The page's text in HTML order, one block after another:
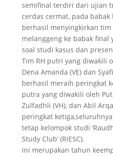
semifinal terdiri dari ujian
cerdas cermat, pada
berhasil menyingkirkan
melanggeng ke babak final
soal studi kasus dan
Tim RH putri yang diwakili
Dena Amanda (VE) dan
berhasil meraih peringkat
putra yang diwakili oleh
Zulfadhli (VH), dan Abil
peringkat
tetap kelompok studi
Study Club’ (RIESC).
Ini merupakan tahun